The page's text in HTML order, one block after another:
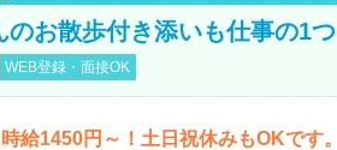
のお散歩付き添いも仕事の1つ
WEB登録・面接OK
1450円～！土日祝休みもOKです。